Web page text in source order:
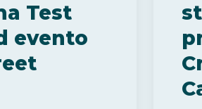
Test
evento